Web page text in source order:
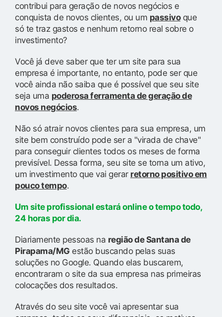
contribui para geração de novos negócios e
conquista de novos clientes, ou um passivoque
só te traz gastos e nenhum retorno real sobre o
investimento?
Você já deve saber que ter um site para sua
empresa é importante, no entanto, pode ser que
você ainda não saiba que é possível que seu site
seja uma poderosa ferramenta de geração de
novos negócios.
Não só atrair novos clientes para sua empresa, um
site bem construído pode ser a "virada de chave"
para conseguir clientes todos os meses de forma
previsível. Dessa forma, seu site se torna um ativo,
um investimento que vai gerar retorno positivo em
pouco tempo.
Um site profissional estará online o tempo todo,
24 horas por dia.
Diariamente pessoas na região de Santana de
Pirapama/MG estão buscando pelas suas
soluções no Google. Quando elas buscarem,
encontraram o site da sua empresa nas primeiras
colocações dos resultados.
Através do seu site você vai apresentar sua